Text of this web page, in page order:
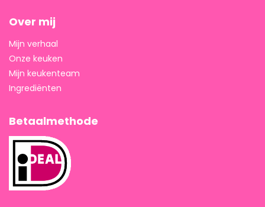
Over mij
Mijn verhaal
Onze keuken
Mijn keukenteam
Ingrediënten
Betaalmethode